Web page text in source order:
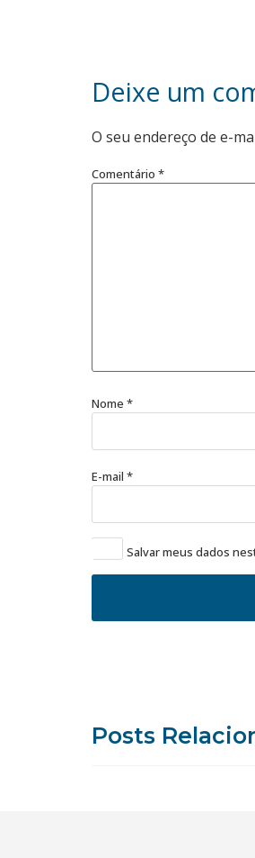
Deixe um
O seu endereço de e-
Comentário *
Nome *
E-mail *
Salvar meus dados
Posts